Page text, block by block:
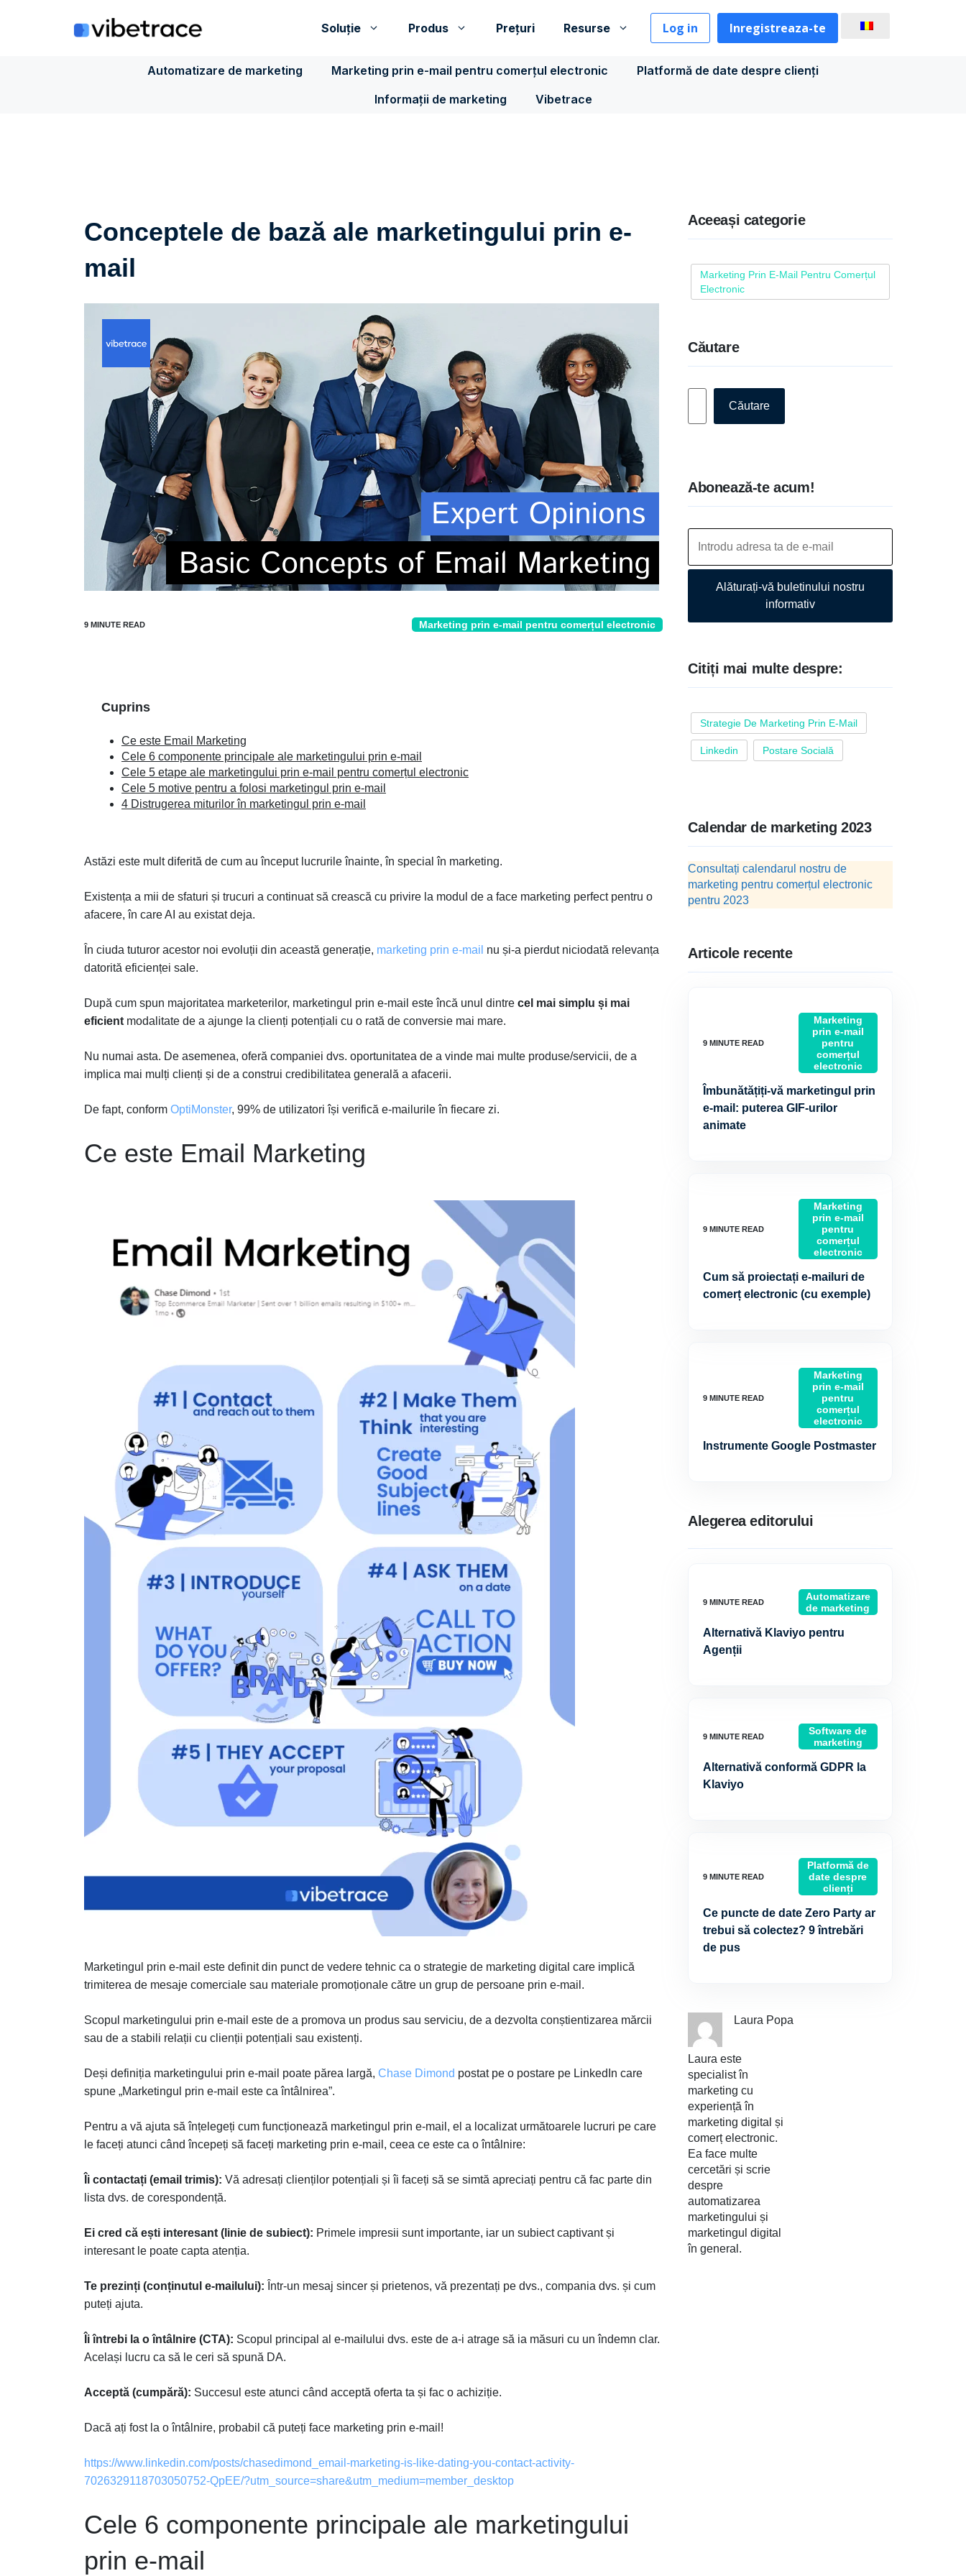
Soluţie Produs Prețuri Resurse Log in Inregistreaza-te
Automatizare de marketing Marketing prin e-mail pentru comerțul electronic
Platformă de date despre clienți
Informații de marketing
Vibetrace
Conceptele de bază ale marketingului prin e-
mail
Marketing prin e-mail pentru comerțul electronic
Cuprins
Ce este Email Marketing
Cele 6 componente principale ale marketingului prin e-mail
Cele 5 etape ale marketingului prin e-mail pentru comerțul electronic
Cele 5 motive pentru a folosi marketingul prin e-mail
4 Distrugerea miturilor în marketingul prin e-mail
Astăzi este mult diferită de cum au început lucrurile înainte, în special în marketing.
Existența a mii de sfaturi și trucuri a continuat să crească cu privire la modul de a face marketing perfect pentru o
afacere, în care AI au existat deja.
În ciuda tuturor acestor noi evoluții din această generație, marketing prin e-mail nu și-a pierdut niciodată relevanța
datorită eficienței sale.
După cum spun majoritatea marketerilor, marketingul prin e-mail este încă unul dintre cel mai simplu și mai
eficient modalitate de a ajunge la clienți potențiali cu o rată de conversie mai mare.
Nu numai asta. De asemenea, oferă companiei dvs. oportunitatea de a vinde mai multe produse/servicii, de a
implica mai mulți clienți și de a construi credibilitatea generală a afacerii.
De fapt, conform OptiMonster, 99% de utilizatori își verifică e-mailurile în fiecare zi.
Ce este Email Marketing
Marketingul prin e-mail este definit din punct de vedere tehnic ca o strategie de marketing digital care implică
trimiterea de mesaje comerciale sau materiale promoționale către un grup de persoane prin e-mail.
Scopul marketingului prin e-mail este de a promova un produs sau serviciu, de a dezvolta conștientizarea mărcii
sau de a stabili relații cu clienții potențiali sau existenți.
Deși definiția marketingului prin e-mail poate părea largă, Chase Dimond postat pe o postare pe LinkedIn care
spune „Marketingul prin e-mail este ca întâlnirea”.
Pentru a vă ajuta să înțelegeți cum funcționează marketingul prin e-mail, el a localizat următoarele lucruri pe care
le faceți atunci când începeți să faceți marketing prin e-mail, ceea ce este ca o întâlnire:
Îi contactați (email trimis): Vă adresați clienților potențiali și îi faceți să se simtă apreciați pentru că fac parte din
lista dvs. de corespondență.
Ei cred că ești interesant (linie de subiect): Primele impresii sunt importante, iar un subiect captivant și
interesant le poate capta atenția.
Te prezinți (conținutul e-mailului): Într-un mesaj sincer și prietenos, vă prezentați pe dvs., compania dvs. și cum
puteți ajuta.
Îi întrebi la o întâlnire (CTA): Scopul principal al e-mailului dvs. este de a-i atrage să ia măsuri cu un îndemn clar.
Același lucru ca să le ceri să spună DA.
Acceptă (cumpără): Succesul este atunci când acceptă oferta ta și fac o achiziție.
Dacă ați fost la o întâlnire, probabil că puteți face marketing prin e-mail!
https://www.linkedin.com/posts/chasedimond_email-marketing-is-like-dating-you-contact-activity-
7026329118703050752-QpEE/?utm_source=share&utm_medium=member_desktop
Cele 6 componente principale ale marketingului
prin e-mail
Aceeași categorie
Marketing Prin E-Mail Pentru Comerțul
Electronic
Căutare
Căutare
Abonează-te acum!
Alăturați-vă buletinului nostru
informativ
Citiți mai multe despre:
Strategie De Marketing Prin E-Mail
Linkedin Postare Socială
Calendar de marketing 2023
Consultați calendarul nostru de
marketing pentru comerțul electronic
pentru 2023
Articole recente
Marketing
prin e-mail
pentru
comerțul
electronic
Îmbunătățiți-vă marketingul prin
e-mail: puterea GIF-urilor
animate
Marketing
prin e-mail
pentru
comerțul
electronic
Cum să proiectați e-mailuri de
comerț electronic (cu exemple)
Marketing
prin e-mail
pentru
comerțul
electronic
Instrumente Google Postmaster
Alegerea editorului
Automatizare
de marketing
Alternativă Klaviyo pentru
Agenții
Software de
marketing
Alternativă conformă GDPR la
Klaviyo
Platformă de
date despre
clienți
Ce puncte de date Zero Party ar
trebui să colectez? 9 întrebări
de pus
Laura Popa
Laura este
specialist în
marketing cu
experiență în
marketing digital și
comerț electronic.
Ea face multe
cercetări și scrie
despre
automatizarea
marketingului și
marketingul digital
în general.